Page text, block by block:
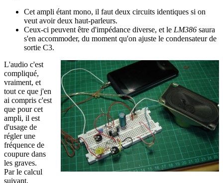
Cet ampli étant mono, il faut deux circuits identiques si on
veut avoir deux haut-parleurs.
Ceux-ci peuvent être d'impédance diverse, et le LM386 saura
s'en accommoder, du moment qu'on ajuste le condensateur de
sortie C3.
L'audio c'est
compliqué,
vraiment, et
tout ce que j'en
ai compris c'est
que pour cet
ampli, il est
d'usage de
régler une
fréquence de
coupure dans
les graves.
Par le calcul
suivant,